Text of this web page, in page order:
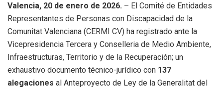
Valencia, 20 de enero de 2026. – El Comité de Entidades
Representantes de Personas con Discapacidad de la
Comunitat Valenciana (CERMI CV) ha registrado ante la
Vicepresidencia Tercera y Conselleria de Medio Ambiente,
Infraestructuras, Territorio y de la Recuperación; un
exhaustivo documento técnico-jurídico con 137
alegaciones al Anteproyecto de Ley de la Generalitat del